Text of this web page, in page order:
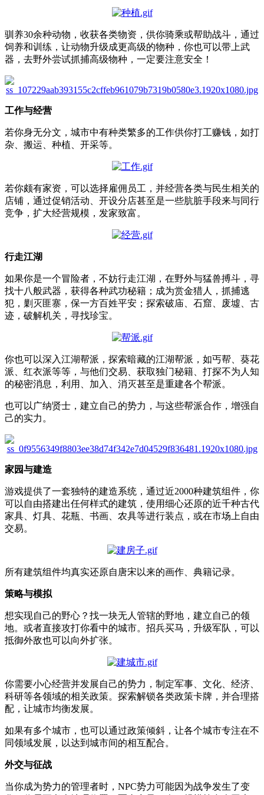
驯养30余种动物，收获各类物资，供你骑乘或帮助战斗，通过
饲养和训练，让动物升级成更高级的物种，你也可以带上武
器，去野外尝试抓捕高级物种，一定要注意安全！
工作与经营
若你身无分文，城市中有种类繁多的工作供你打工赚钱，如打
杂、搬运、种植、开采等。
若你颇有家资，可以选择雇佣员工，并经营各类与民生相关的
店铺，通过促销活动、开设分店甚至是一些肮脏手段来与同行
竞争，扩大经营规模，发家致富。
行走江湖
如果你是一个冒险者，不妨行走江湖，在野外与猛兽搏斗，寻
找十八般武器，获得各种武功秘籍；成为赏金猎人，抓捕逃
犯，剿灭匪寨，保一方百姓平安；探索破庙、石窟、废墟、古
迹，破解机关，寻找珍宝。
你也可以深入江湖帮派，探索暗藏的江湖帮派，如丐帮、葵花
派、红衣派等等，与他们交易、获取独门秘籍、打探不为人知
的秘密消息，利用、加入、消灭甚至是重建各个帮派。
也可以广纳贤士，建立自己的势力，与这些帮派合作，增强自
己的实力。
家园与建造
游戏提供了一套独特的建造系统，通过近2000种建筑组件，你
可以自由搭建出任何样式的建筑，使用细心还原的近千种古代
家具、灯具、花瓶、书画、农具等进行装点，或在市场上自由
交易。
所有建筑组件均真实还原自唐宋以来的画作、典籍记录。
策略与模拟
想实现自己的野心？找一块无人管辖的野地，建立自己的领
地。或者直接攻打你看中的城市。招兵买马，升级军队，可以
抵御外敌也可以向外扩张。
你需要小心经营并发展自己的势力，制定军事、文化、经济、
科研等各领域的相关政策。探索解锁各类政策卡牌，并合理搭
配，让城市均衡发展。
如果有多个城市，也可以通过政策倾斜，让各个城市专注在不
同领域发展，以达到城市间的相互配合。
外交与征战
当你成为势力的管理者时，NPC势力可能因为战争发生了变